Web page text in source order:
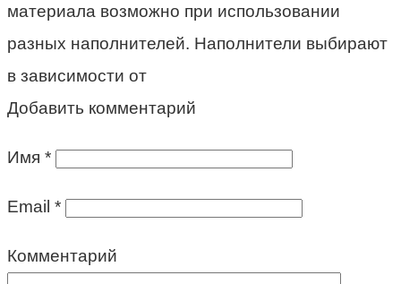
материала возможно при использовании
разных наполнителей. Наполнители выбирают
в зависимости от
Добавить комментарий
Имя *
Email *
Комментарий